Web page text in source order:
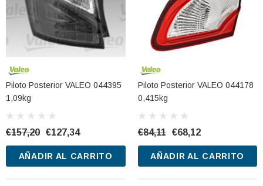
Piloto Posterior VALEO 044395
1,09kg
€157,20 €127,34
AÑADIR AL CARRITO
Piloto Posterior VALEO 044178
0,415kg
€84,11 €68,12
AÑADIR AL CARRITO